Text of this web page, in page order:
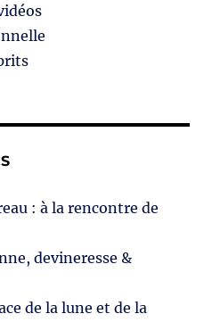
: à la rencontre de
devineresse &
de la lune et de la